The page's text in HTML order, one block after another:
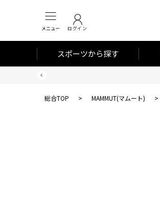
メニュー ログイン
スポーツから探す
総合TOP > MAMMUT(マムート) >